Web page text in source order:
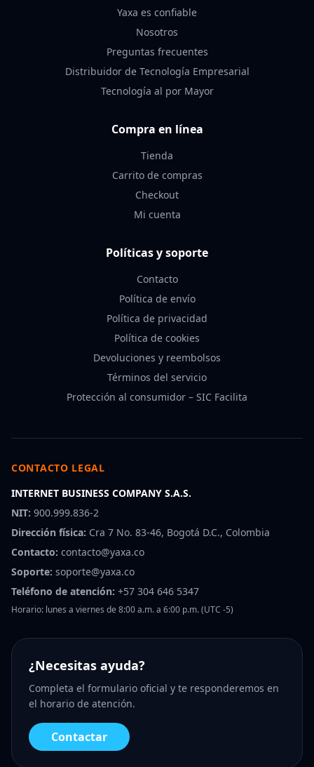
Yaxa es confiable
Nosotros
Preguntas frecuentes
Distribuidor de Tecnología Empresarial
Tecnología al por Mayor
Compra en línea
Tienda
Carrito de compras
Checkout
Mi cuenta
Políticas y soporte
Contacto
Política de envío
Política de privacidad
Política de cookies
Devoluciones y reembolsos
Términos del servicio
Protección al consumidor – SIC Facilita
CONTACTO LEGAL
INTERNET BUSINESS COMPANY S.A.S.
NIT: 900.999.836-2
Dirección física: Cra 7 No. 83-46, Bogotá D.C., Colombia
Contacto: contacto@yaxa.co
Soporte: soporte@yaxa.co
Teléfono de atención: +57 304 646 5347
Horario: lunes a viernes de 8:00 a.m. a 6:00 p.m. (UTC -5)
¿Necesitas ayuda?
Completa el formulario oficial y te responderemos en
el horario de atención.
Contactar